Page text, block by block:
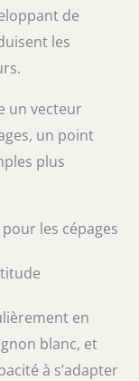
de
les
un vecteur
un point
plus
les cépages
en
blanc, et
à s’adapter